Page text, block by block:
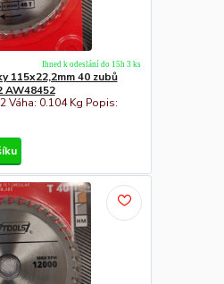
115x22,2mm 40 zubů
AW48452
Váha: 0.104 Kg Popis:
Ihned k odeslání do 15h 3 ks